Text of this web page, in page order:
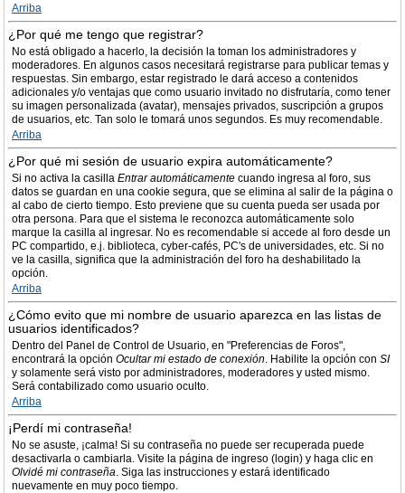
Arriba
¿Por qué me tengo que registrar?
No está obligado a hacerlo, la decisión la toman los administradores y
moderadores. En algunos casos necesitará registrarse para publicar temas y
respuestas. Sin embargo, estar registrado le dará acceso a contenidos
adicionales y/o ventajas que como usuario invitado no disfrutaría, como tener
su imagen personalizada (avatar), mensajes privados, suscripción a grupos
de usuarios, etc. Tan solo le tomará unos segundos. Es muy recomendable.
Arriba
¿Por qué mi sesión de usuario expira automáticamente?
Si no activa la casilla Entrar automáticamente cuando ingresa al foro, sus
datos se guardan en una cookie segura, que se elimina al salir de la página o
al cabo de cierto tiempo. Esto previene que su cuenta pueda ser usada por
otra persona. Para que el sistema le reconozca automáticamente solo
marque la casilla al ingresar. No es recomendable si accede al foro desde un
PC compartido, e.j. biblioteca, cyber-cafés, PC's de universidades, etc. Si no
ve la casilla, significa que la administración del foro ha deshabilitado la
opción.
Arriba
¿Cómo evito que mi nombre de usuario aparezca en las listas de
usuarios identificados?
Dentro del Panel de Control de Usuario, en "Preferencias de Foros",
encontrará la opción Ocultar mi estado de conexión. Habilite la opción con SI
y solamente será visto por administradores, moderadores y usted mismo.
Será contabilizado como usuario oculto.
Arriba
¡Perdí mi contraseña!
No se asuste, ¡calma! Si su contraseña no puede ser recuperada puede
desactivarla o cambiarla. Visite la página de ingreso (login) y haga clic en
Olvidé mi contraseña. Siga las instrucciones y estará identificado
nuevamente en muy poco tiempo.